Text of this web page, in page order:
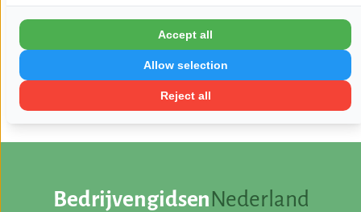
Donderdag:
09:30 - 17:30
Zondag:
Gesloten
BedrijvengidsenNederland
Reject all
Allow selection
Accept all